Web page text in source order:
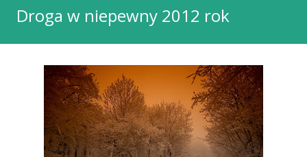
Droga w niepewny 2012 rok